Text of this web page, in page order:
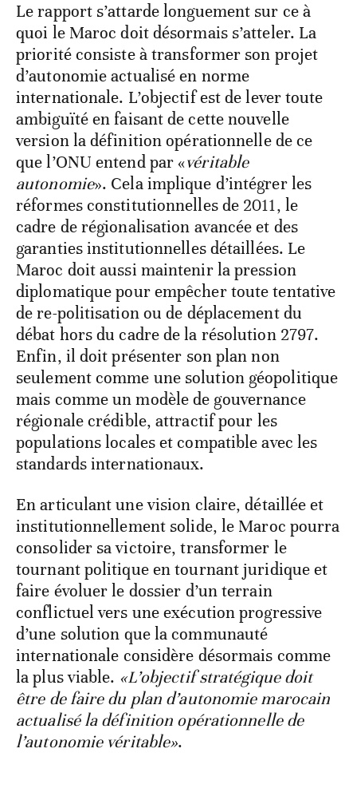
Le rapport s’attarde longuement sur ce à
quoi le Maroc doit désormais s’atteler. La
priorité consiste à transformer son projet
d’autonomie actualisé en norme
internationale. L’objectif est de lever toute
ambiguïté en faisant de cette nouvelle
version la définition opérationnelle de ce
que l’ONU entend par «véritable
autonomie». Cela implique d’intégrer les
réformes constitutionnelles de 2011, le
cadre de régionalisation avancée et des
garanties institutionnelles détaillées. Le
Maroc doit aussi maintenir la pression
diplomatique pour empêcher toute tentative
de re-politisation ou de déplacement du
débat hors du cadre de la résolution 2797.
Enfin, il doit présenter son plan non
seulement comme une solution géopolitique
mais comme un modèle de gouvernance
régionale crédible, attractif pour les
populations locales et compatible avec les
standards internationaux.
En articulant une vision claire, détaillée et
institutionnellement solide, le Maroc pourra
consolider sa victoire, transformer le
tournant politique en tournant juridique et
faire évoluer le dossier d’un terrain
conflictuel vers une exécution progressive
d’une solution que la communauté
internationale considère désormais comme
la plus viable. «L’objectif stratégique doit
être de faire du plan d’autonomie marocain
actualisé la définition opérationnelle de
l’autonomie véritable».